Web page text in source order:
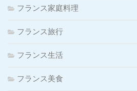
フランス家庭料理
フランス旅行
フランス生活
フランス美食